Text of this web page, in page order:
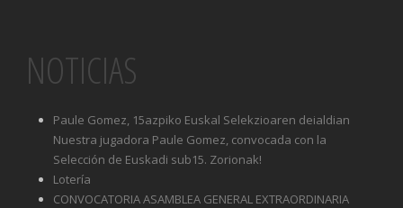
NOTICIAS
Paule Gomez, 15azpiko Euskal Selekzioaren deialdian
Nuestra jugadora Paule Gomez, convocada con la
Selección de Euskadi sub15. Zorionak!
Lotería
CONVOCATORIA ASAMBLEA GENERAL EXTRAORDINARIA